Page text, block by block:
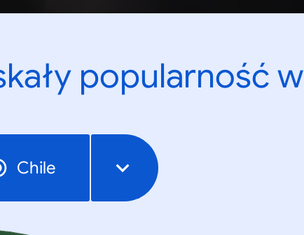
popularność w
Chile